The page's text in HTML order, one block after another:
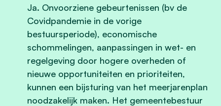
Ja. Onvoorziene gebeurtenissen (bv de
Covidpandemie in de vorige
bestuursperiode), economische
schommelingen, aanpassingen in wet- en
regelgeving door hogere overheden of
nieuwe opportuniteiten en prioriteiten,
kunnen een bijsturing van het meerjarenplan
noodzakelijk maken. Het gemeentebestuur